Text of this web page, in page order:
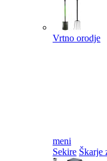
Vrtno orodje
meni
Sekire Škarje